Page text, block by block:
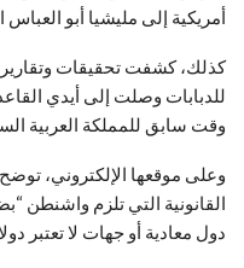
أمريكية إلى مليشيا أبو العباس
كذلك، كشفت تحقيقات وتقارير
للدبابات وصلت إلى أيدي
وقت سابق للمملكة العربية
وعلى موقعها الإلكتروني، توضح
القانونية التي تلزم واشنطن
دول معادية أو جهات لا تعتبر